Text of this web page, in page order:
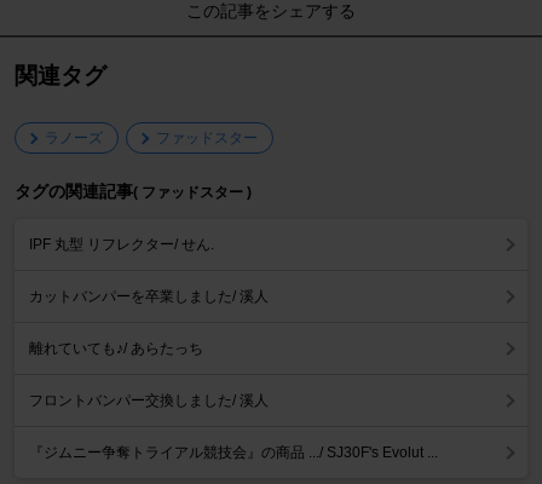
この記事をシェアする
関連タグ
ラノーズ ファッドスター
タグの関連記事( ファッドスター )
IPF 丸型 リフレクター/ せん.
カットバンパーを卒業しました/ 溪人
離れていても♪/ あらたっち
フロントバンパー交換しました/ 溪人
『ジムニー争奪トライアル競技会』の商品 .../ SJ30F's Evolut ...